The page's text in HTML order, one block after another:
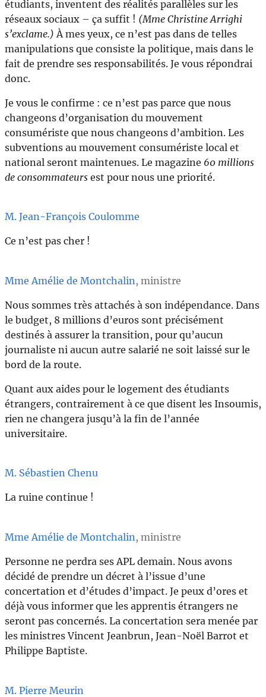
étudiants, inventent des réalités parallèles sur les
réseaux sociaux – ça suffit ! (Mme Christine Arrighi
s’exclame.) À mes yeux, ce n’est pas dans de telles
manipulations que consiste la politique, mais dans le
fait de prendre ses responsabilités. Je vous répondrai
donc.
Je vous le confirme : ce n’est pas parce que nous
changeons d’organisation du mouvement
consumériste que nous changeons d’ambition. Les
subventions au mouvement consumériste local et
national seront maintenues. Le magazine 60 millions
de consommateurs est pour nous une priorité.
M. Jean-François Coulomme
Ce n’est pas cher !
Mme Amélie de Montchalin , ministre
Nous sommes très attachés à son indépendance. Dans
le budget, 8 millions d’euros sont précisément
destinés à assurer la transition, pour qu’aucun
journaliste ni aucun autre salarié ne soit laissé sur le
bord de la route.
Quant aux aides pour le logement des étudiants
étrangers, contrairement à ce que disent les Insoumis,
rien ne changera jusqu’à la fin de l’année
universitaire.
M. Sébastien Chenu
La ruine continue !
Mme Amélie de Montchalin , ministre
Personne ne perdra ses APL demain. Nous avons
décidé de prendre un décret à l’issue d’une
concertation et d’études d’impact. Je peux d’ores et
déjà vous informer que les apprentis étrangers ne
seront pas concernés. La concertation sera menée par
les ministres Vincent Jeanbrun, Jean-Noël Barrot et
Philippe Baptiste.
M. Pierre Meurin